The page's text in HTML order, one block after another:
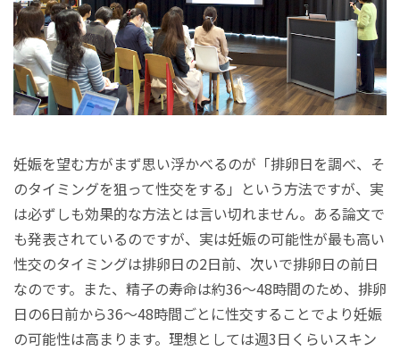
妊娠を望む方がまず思い浮かべるのが「排卵日を調べ、そ
のタイミングを狙って性交をする」という方法ですが、実
は必ずしも効果的な方法とは言い切れません。ある論文で
も発表されているのですが、実は妊娠の可能性が最も高い
性交のタイミングは排卵日の2日前、次いで排卵日の前日
なのです。また、精子の寿命は約36～48時間のため、排卵
日の6日前から36～48時間ごとに性交することでより妊娠
の可能性は高まります。理想としては週3日くらいスキン